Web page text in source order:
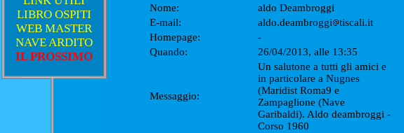
LIBRO OSPITI
WEB MASTER
NAVE ARDITO
IL PROSSIMO
Nome:
aldo Deambroggi
E-mail:
aldo.deambroggi
tiscali.it
Homepage:
-
Quando:
26/04/2013, alle 13:35
Messaggio:
Un salutone a tutti gli amici e
in particolare a Nugnes
(Maridist Roma9 e
Zampaglione (Nave
Garibaldi). Aldo deambroggi -
Corso 1960